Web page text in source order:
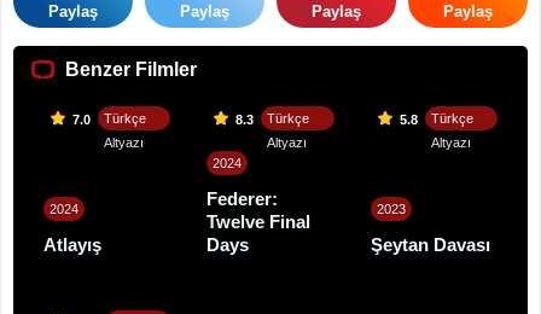
Paylaş
Paylaş
Paylaş
Paylaş
Benzer Filmler
7.0
Türkçe
Altyazı
2024
Atlayış
8.3
Türkçe
Altyazı
2024
Federer:
Twelve Final
Days
5.8
Türkçe
Altyazı
2023
Şeytan Davası